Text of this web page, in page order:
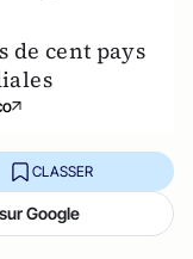
de cent pays
CLASSER
Google